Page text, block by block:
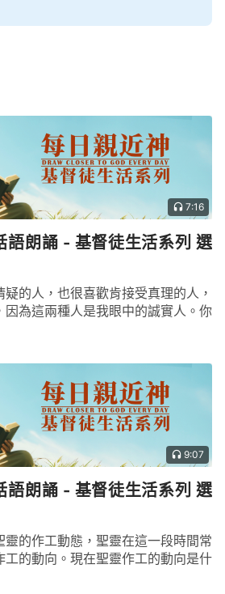
己的本位，老老實實做人，本本
事，别做讓神厭憎的事，不要
的「願望」。追求做偉人、超人
為神更是可耻的事，是令人作
而成為一個真正的受造之物，這
是受造之物最當持守的，是所有
目標。
于認識神・獨一無二的神自己
一》
7:16
語朗誦 - 基督徒生活系列 選
的人，也很喜歡肯接受真理的人，
因為這兩種人是我眼中的誠實人。你
9:07
語朗誦 - 基督徒生活系列 選
的作工動態，聖靈在這一段時間常
工的動向。現在聖靈作工的動向是什